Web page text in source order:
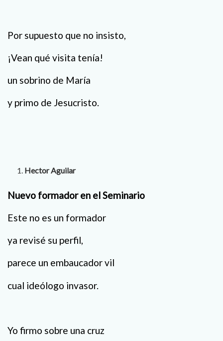
Por supuesto que no insisto,
¡Vean qué visita tenía!
un sobrino de María
y primo de Jesucristo.
Hector Aguilar
Nuevo formador en el Seminario
Este no es un formador
ya revisé su perfil,
parece un embaucador vil
cual ideólogo invasor.
Yo firmo sobre una cruz